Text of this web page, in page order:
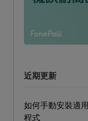
近期更新
如何手動安裝適
程式